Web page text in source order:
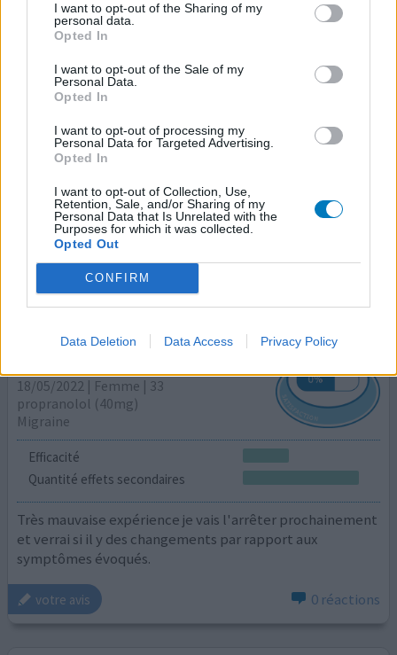
I want to opt-out of the Sharing of my
personal data.
Opted In
I want to opt-out of the Sale of my
Personal Data.
Opted In
I want to opt-out of processing my
Personal Data for Targeted Advertising.
Opted In
I want to opt-out of Collection, Use,
Retention, Sale, and/or Sharing of my
Personal Data that Is Unrelated with the
Purposes for which it was collected.
Opted Out
CONFIRM
Data Deletion Data Access Privacy Policy
Propranolol
29/05/2022 | Femme | 39
propranolol (40mg)
Migraine
Efficacité
Quantité effets secondaires
Vertiges, fatigue, palpitations, cauchemars, extrémités
froides mais malgré tout efficace, je suis passée de 2
crises par semaines durant des années et maintenant
environ une crise par moi
votre avis
18/05/2022 | Femme | 33
propranolol (40mg)
Migraine
Efficacité
Quantité effets secondaires
Très mauvaise expérience je vais l'arrêter prochainement
et verrai si il y des changements par rapport aux
symptômes évoqués.
votre avis 0 réactions